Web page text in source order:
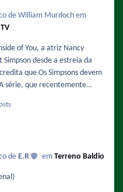
michael-2-sequencia-da-
ganha-previsao-de-estreia-
de William Murdoch em
of You, a atriz Nancy
desde a estreia da
que Os Simpsons devem
série, que recentemente
até a temporada 40,
tv/os-simpsons-voz-de-
de E.R emTerreno Baldio